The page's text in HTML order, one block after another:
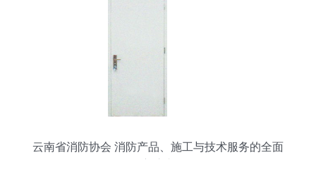
云南省消防协会 消防产品、施工与技术服务的全面